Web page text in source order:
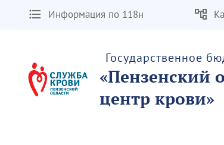
Информация по 118н
Государственное
«Пензенский
центр крови»